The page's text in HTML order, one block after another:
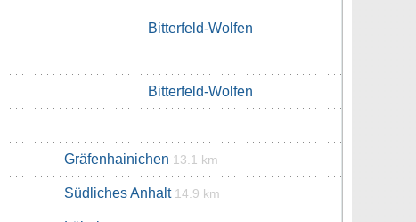
Bitterfeld-Wolfen
Bitterfeld-Wolfen
Gräfenhainichen 13.1 km
Südliches Anhalt 14.9 km